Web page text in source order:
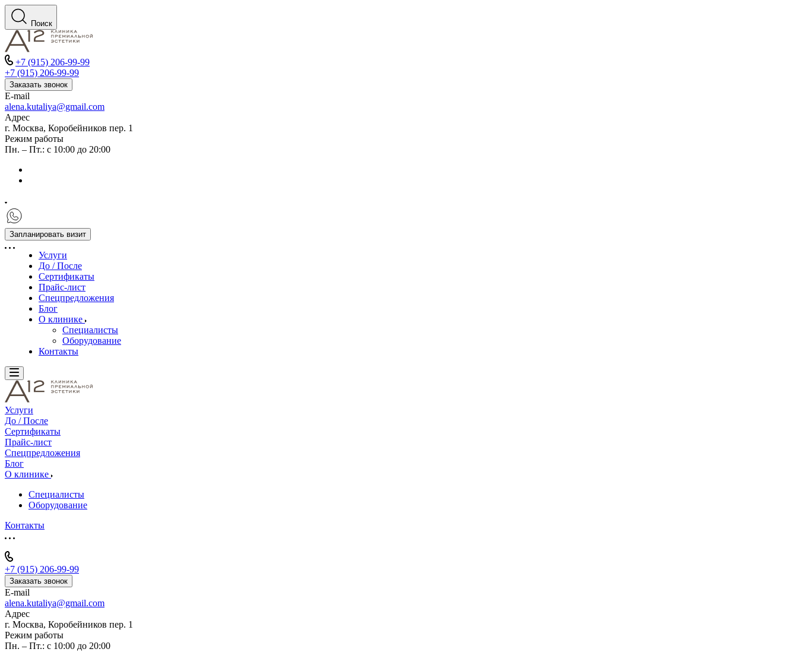
Поиск
+7 (915) 206-99-99
+7 (915) 206-99-99
Заказать звонок
E-mail
alena.kutaliya@gmail.com
Адрес
г. Москва, Коробейников пер. 1
Режим работы
Пн. – Пт.: с 10:00 до 20:00
Запланировать визит
Услуги
До / После
Сертификаты
Прайс-лист
Спецпредложения
Блог
О клинике
Специалисты
Оборудование
Контакты
Услуги
До / После
Сертификаты
Прайс-лист
Спецпредложения
Блог
О клинике
Специалисты
Оборудование
Контакты
+7 (915) 206-99-99
Заказать звонок
E-mail
alena.kutaliya@gmail.com
Адрес
г. Москва, Коробейников пер. 1
Режим работы
Пн. – Пт.: с 10:00 до 20:00